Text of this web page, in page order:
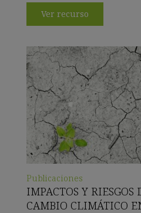
Ver recurso
Publicaciones
IMPACTOS Y RIESGOS
CAMBIO CLIMÁTICO